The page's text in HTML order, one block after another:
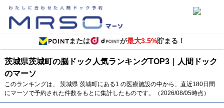
または が最大3.5%貯まる！
茨城県茨城町の脳ドック 人気ランキングTOP3｜人間ドック
のマーソ
このランキングは、 茨城県 茨城町にある1 の医療施設の中から、直近180日間
にマーソで予約された件数をもとに集計したものです。（2026/08/05時点）